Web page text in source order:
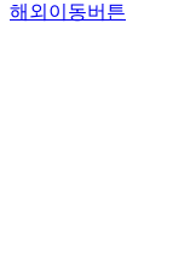
해외이동버튼